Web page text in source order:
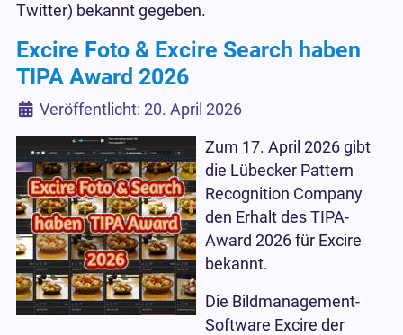
Twitter) bekannt gegeben.
Excire Foto & Excire Search haben
TIPA Award 2026
Details
Veröffentlicht: 20. April 2026
Zum 17. April 2026 gibt
die Lübecker Pattern
Recognition Company
den Erhalt des TIPA-
Award 2026 für Excire
bekannt.
Die Bildmanagement-
Software Excire der